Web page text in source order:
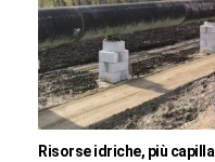
Risorse idriche, più